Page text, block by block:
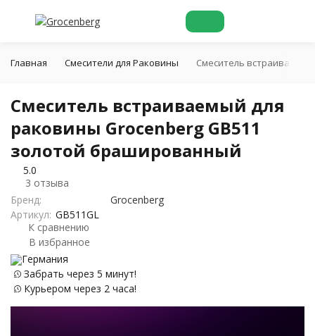
Главная Смесители для Раковины Смеситель
Смеситель встраиваемый для
раковины Grocenberg GB511
золотой брашированный
5.0
3 отзыва
Бренд:
Grocenberg
Артикул: GB511GL
К сравнению
В избранное
Германия
Забрать через 5 минут!
Курьером через 2 часа!